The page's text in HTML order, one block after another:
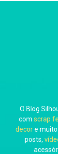
O Blog
com scrap
decore
posts,